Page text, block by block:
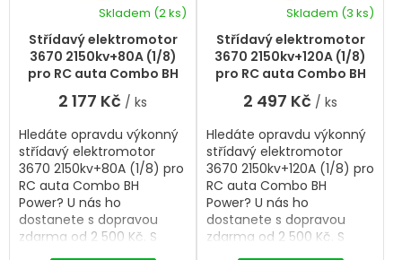
Střídavý elektromotor
3670 2150kv+80A (1/8)
pro RC auta Combo BH
Power
Skladem (2 ks)
2 177 Kč / ks
Hledáte opravdu výkonný
střídavý elektromotor
3670 2150kv+80A (1/8) pro
RC auta Combo BH
Power? U nás ho
dostanete s dopravou
zdarma od 2 500 Kč. S
Střídavý elektromotor
3670 2150kv+120A (1/8)
pro RC auta Combo BH
Power
Skladem (3 ks)
2 497 Kč / ks
Hledáte opravdu výkonný
střídavý elektromotor
3670 2150kv+120A (1/8) pro
RC auta Combo BH
Power? U nás ho
dostanete s dopravou
zdarma od 2 500 Kč. S